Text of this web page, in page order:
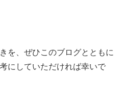
を、ぜひこのブログとともに
にしていただければ幸いで